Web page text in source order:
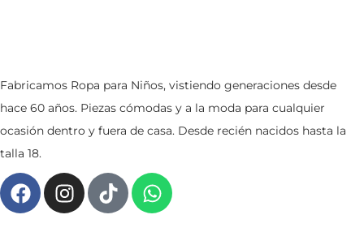
Fabricamos Ropa para Niños, vistiendo generaciones desde
hace 60 años. Piezas cómodas y a la moda para cualquier
ocasión dentro y fuera de casa. Desde recién nacidos hasta la
talla 18.